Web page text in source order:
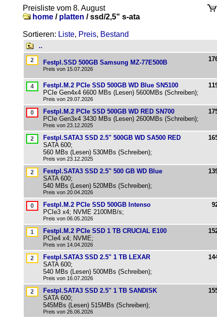
Preisliste vom 8. August
home / platten /ssd/2,5" s-ata
Sortieren: Liste, Preis, Bestand
..
Festpl.SSD 500GB Samsung MZ-77E500B
Preis von 15.07.2026
Festpl.M.2 PCIe SSD 500GB WD Blue SN5100
PCIe Gen4x4 6600 MBs (Lesen) 5600MBs (Schreiben);
Preis von 29.07.2026
Festpl.M.2 PCIe SSD 500GB WD RED SN700
PCIe Gen3x4 3430 MBs (Lesen) 2600MBs (Schreiben);
Preis von 23.12.2025
Festpl.SATA3 SSD 2.5" 500GB WD SA500 RED
SATA 600;
560 MBs (Lesen) 530MBs (Schreiben);
Preis von 23.12.2025
Festpl.SATA3 SSD 2.5" 500 GB WD Blue
SATA 600;
540 MBs (Lesen) 520MBs (Schreiben);
Preis von 20.04.2026
Festpl.M.2 PCIe SSD 500GB Intenso
PCIe3 x4; NVME 2100MB/s;
Preis von 06.05.2026
Festpl.M.2 PCIe SSD 1 TB CRUCIAL E100
PCIe4 x4; NVME;
Preis von 14.04.2026
Festpl.SATA3 SSD 2.5" 1 TB LEXAR
SATA 600;
540 MBs (Lesen) 500MBs (Schreiben);
Preis von 16.07.2026
Festpl.SATA3 SSD 2.5" 1 TB SANDISK
SATA 600;
545MBs (Lesen) 515MBs (Schreiben);
Preis von 26.06.2026